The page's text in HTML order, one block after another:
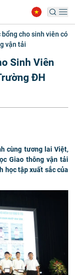
cho sinh viên có
vận tải
Sinh Viên
ĐH
cùng tương lai Việt,
Giao thông vận tải
học tập xuất sắc của